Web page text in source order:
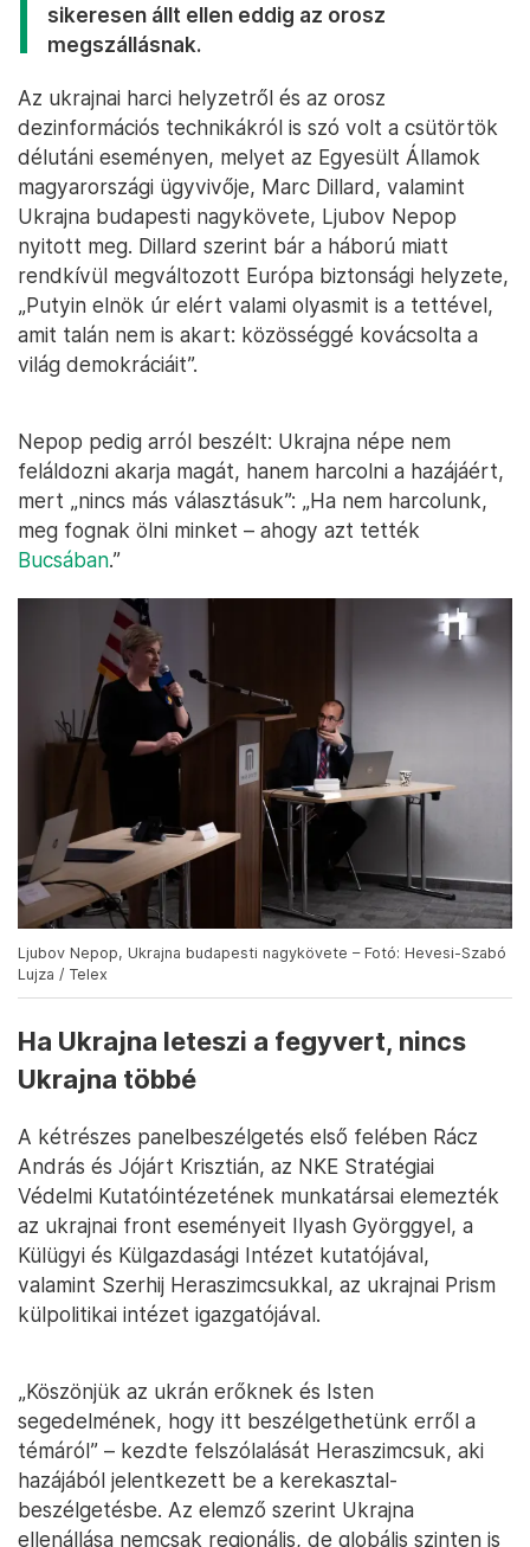
sikeresen állt ellen eddig az orosz
megszállásnak.
Az ukrajnai harci helyzetről és az orosz
dezinformációs technikákról is szó volt a csütörtök
délutáni eseményen, melyet az Egyesült Államok
magyarországi ügyvivője, Marc Dillard, valamint
Ukrajna budapesti nagykövete, Ljubov Nepop
nyitott meg. Dillard szerint bár a háború miatt
rendkívül megváltozott Európa biztonsági helyzete,
„Putyin elnök úr elért valami olyasmit is a tettével,
amit talán nem is akart: közösséggé kovácsolta a
világ demokráciáit”.
Nepop pedig arról beszélt: Ukrajna népe nem
feláldozni akarja magát, hanem harcolni a hazájáért,
mert „nincs más választásuk”: „Ha nem harcolunk,
meg fognak ölni minket – ahogy azt tették
Bucsában.”
Ljubov Nepop, Ukrajna budapesti nagykövete – Fotó: Hevesi-Szabó
Lujza / Telex
Ha Ukrajna leteszi a fegyvert, nincs
Ukrajna többé
A kétrészes panelbeszélgetés első felében Rácz
András és Jójárt Krisztián, az NKE Stratégiai
Védelmi Kutatóintézetének munkatársai elemezték
az ukrajnai front eseményeit Ilyash Györggyel, a
Külügyi és Külgazdasági Intézet kutatójával,
valamint Szerhij Heraszimcsukkal, az ukrajnai Prism
külpolitikai intézet igazgatójával.
„Köszönjük az ukrán erőknek és Isten
segedelmének, hogy itt beszélgethetünk erről a
témáról” – kezdte felszólalását Heraszimcsuk, aki
hazájából jelentkezett be a kerekasztal-
beszélgetésbe. Az elemző szerint Ukrajna
ellenállása nemcsak regionális, de globális szinten is